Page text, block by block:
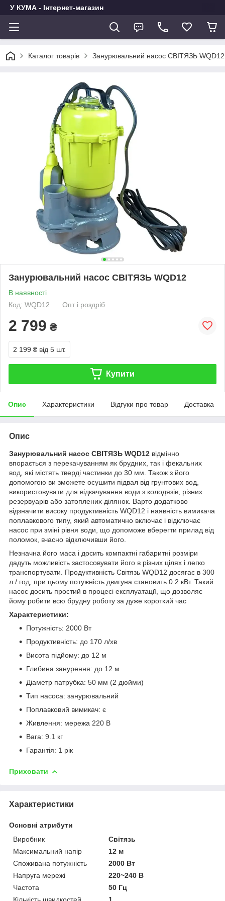
У КУМА - Інтернет-магазин
Каталог товарів Занурювальний насос СВІТЯЗЬ WQD12
Занурювальний насос СВІТЯЗЬ WQD12
В наявності
Код: WQD12
Опт і роздріб
2 799 ₴
2 199 ₴ від 5 шт.
Купити
Опис Характеристики Відгуки про товар Доставка
Опис
Занурювальний насос СВІТЯЗЬ WQD12 відмінно
впорається з перекачуванням як брудних, так і фекальних
вод, які містять тверді частинки до 30 мм. Також з його
допомогою ви зможете осушити підвал від грунтових вод,
використовувати для відкачування води з колодязів, різних
резервуарів або затоплених ділянок. Варто додатково
відзначити високу продуктивність WQD12 і наявність вимикача
поплавкового типу, який автоматично включає і відключає
насос при зміні рівня води, що допоможе вберегти прилад від
поломок, вчасно відключивши його.
Незначна його маса і досить компактні габаритні розміри
дадуть можливість застосовувати його в різних цілях і легко
транспортувати. Продуктивність Світязь WQD12 досягає в 300
л / год, при цьому потужність двигуна становить 0.2 кВт. Такий
насос досить простий в процесі експлуатації, що дозволяє
йому робити всю брудну роботу за дуже короткий час
Характеристики:
Потужність: 2000 Вт
Продуктивність: до 170 л/хв
Висота підйому: до 12 м
Глибина занурення: до 12 м
Діаметр патрубка: 50 мм (2 дюйми)
Тип насоса: занурювальний
Поплавковий вимикач: є
Живлення: мережа 220 В
Вага: 9.1 кг
Гарантія: 1 рік
Приховати
Характеристики
Основні атрибути
Виробник
Світязь
Максимальний напір
12 м
Споживана потужність
2000 Вт
Напруга мережі
220~240 В
Частота
50 Гц
Кількість швидкостей
1